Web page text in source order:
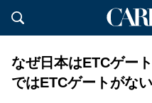
なぜ日本はETCゲー
ではETCゲートがな